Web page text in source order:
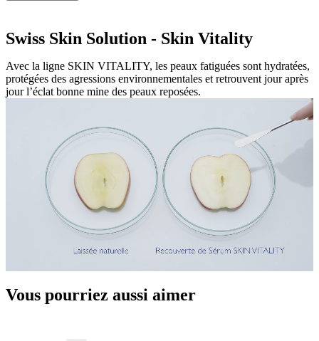
Swiss Skin Solution - Skin Vitality
Avec la ligne SKIN VITALITY, les peaux fatiguées sont hydratées,
protégées des agressions environnementales et retrouvent jour après
jour l’éclat bonne mine des peaux reposées.
Vous pourriez aussi aimer